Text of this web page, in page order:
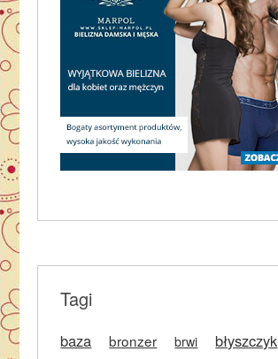
Tagi
baza bronzer brwi błyszczyk